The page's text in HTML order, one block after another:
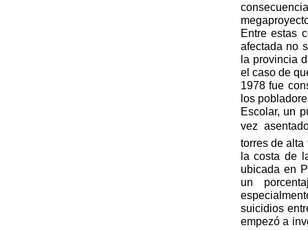
Entre estas
afectada no
la provincia
el caso de
1978 fue
los
Escolar, un
vez
torres de
la costa de
ubicada en
un
suicidios
empezó a